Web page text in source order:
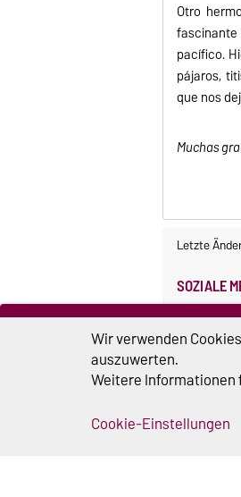
Otro
fascinante
pacífico.
pájaros,
que nos
Muchas
Letzte
SOZIALE
Wir verwenden
auszuwerten.
Weitere Informationen
Cookie-Einstellungen